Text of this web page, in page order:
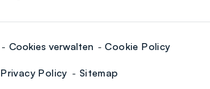
Cookies verwalten Cookie Policy
Privacy Policy Sitemap